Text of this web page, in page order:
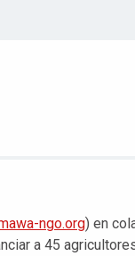
ngo.org) en
a 45